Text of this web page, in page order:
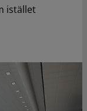
istället